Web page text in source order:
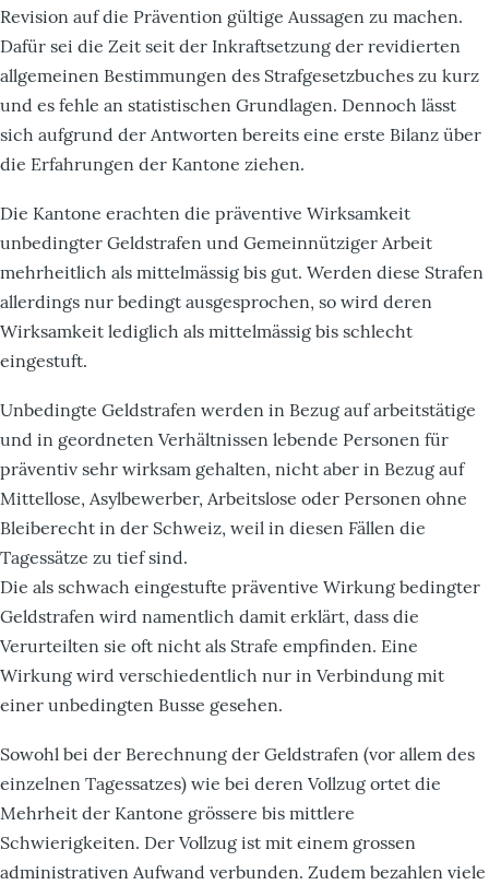
Revision auf die Prävention gültige Aussagen zu machen.
Dafür sei die Zeit seit der Inkraftsetzung der revidierten
allgemeinen Bestimmungen des Strafgesetzbuches zu kurz
und es fehle an statistischen Grundlagen. Dennoch lässt
sich aufgrund der Antworten bereits eine erste Bilanz über
die Erfahrungen der Kantone ziehen.
Die Kantone erachten die präventive Wirksamkeit
unbedingter Geldstrafen und Gemeinnütziger Arbeit
mehrheitlich als mittelmässig bis gut. Werden diese Strafen
allerdings nur bedingt ausgesprochen, so wird deren
Wirksamkeit lediglich als mittelmässig bis schlecht
eingestuft.
Unbedingte Geldstrafen werden in Bezug auf arbeitstätige
und in geordneten Verhältnissen lebende Personen für
präventiv sehr wirksam gehalten, nicht aber in Bezug auf
Mittellose, Asylbewerber, Arbeitslose oder Personen ohne
Bleiberecht in der Schweiz, weil in diesen Fällen die
Tagessätze zu tief sind.
Die als schwach eingestufte präventive Wirkung bedingter
Geldstrafen wird namentlich damit erklärt, dass die
Verurteilten sie oft nicht als Strafe empfinden. Eine
Wirkung wird verschiedentlich nur in Verbindung mit
einer unbedingten Busse gesehen.
Sowohl bei der Berechnung der Geldstrafen (vor allem des
einzelnen Tagessatzes) wie bei deren Vollzug ortet die
Mehrheit der Kantone grössere bis mittlere
Schwierigkeiten. Der Vollzug ist mit einem grossen
administrativen Aufwand verbunden. Zudem bezahlen viele